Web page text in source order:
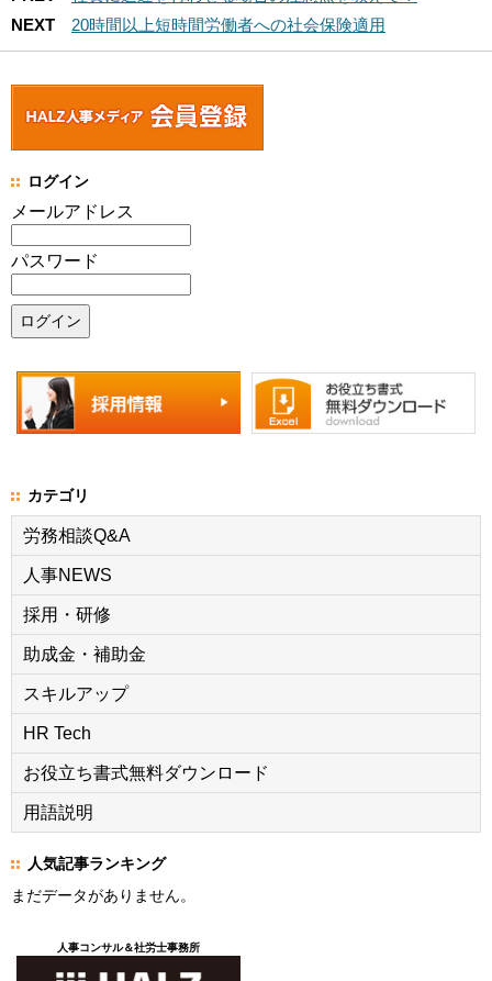
NEXT
20時間以上短時間労働者への社会保険適用
ログイン
メールアドレス
パスワード
カテゴリ
労務相談Q&A
人事NEWS
採用・研修
助成金・補助金
スキルアップ
HR Tech
お役立ち書式無料ダウンロード
用語説明
人気記事ランキング
まだデータがありません。
人事コンサル＆社労士事務所